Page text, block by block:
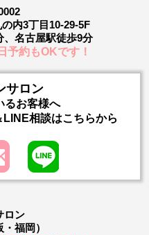
内3丁目10-29-5F
、名古屋駅徒歩9分
予約もOKです！
サロン
るお客様へ
相談はこちらから
ロン
・福岡）